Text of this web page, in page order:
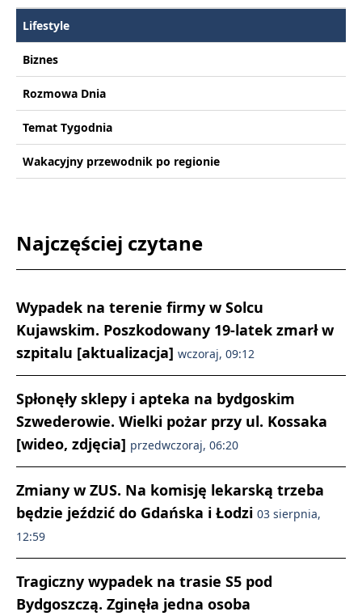
Lifestyle
Biznes
Rozmowa Dnia
Temat Tygodnia
Wakacyjny przewodnik po regionie
Najczęściej czytane
Wypadek na terenie firmy w Solcu
Kujawskim. Poszkodowany 19-latek zmarł w
szpitalu [aktualizacja] wczoraj, 09:12
Spłonęły sklepy i apteka na bydgoskim
Szwederowie. Wielki pożar przy ul. Kossaka
[wideo, zdjęcia] przedwczoraj, 06:20
Zmiany w ZUS. Na komisję lekarską trzeba
będzie jeździć do Gdańska i Łodzi 03 sierpnia,
12:59
Tragiczny wypadek na trasie S5 pod
Bydgoszczą. Zginęła jedna osoba